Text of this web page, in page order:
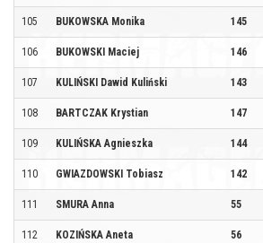
105 BUKOWSKA Monika 145
106 BUKOWSKI Maciej 146
107 KULIŃSKI Dawid Kuliński 143
108 BARTCZAK Krystian 147
109 KULIŃSKA Agnieszka 144
110 GWIAZDOWSKI Tobiasz 142
111 SMURA Anna 55
112 KOZIŃSKA Aneta 56